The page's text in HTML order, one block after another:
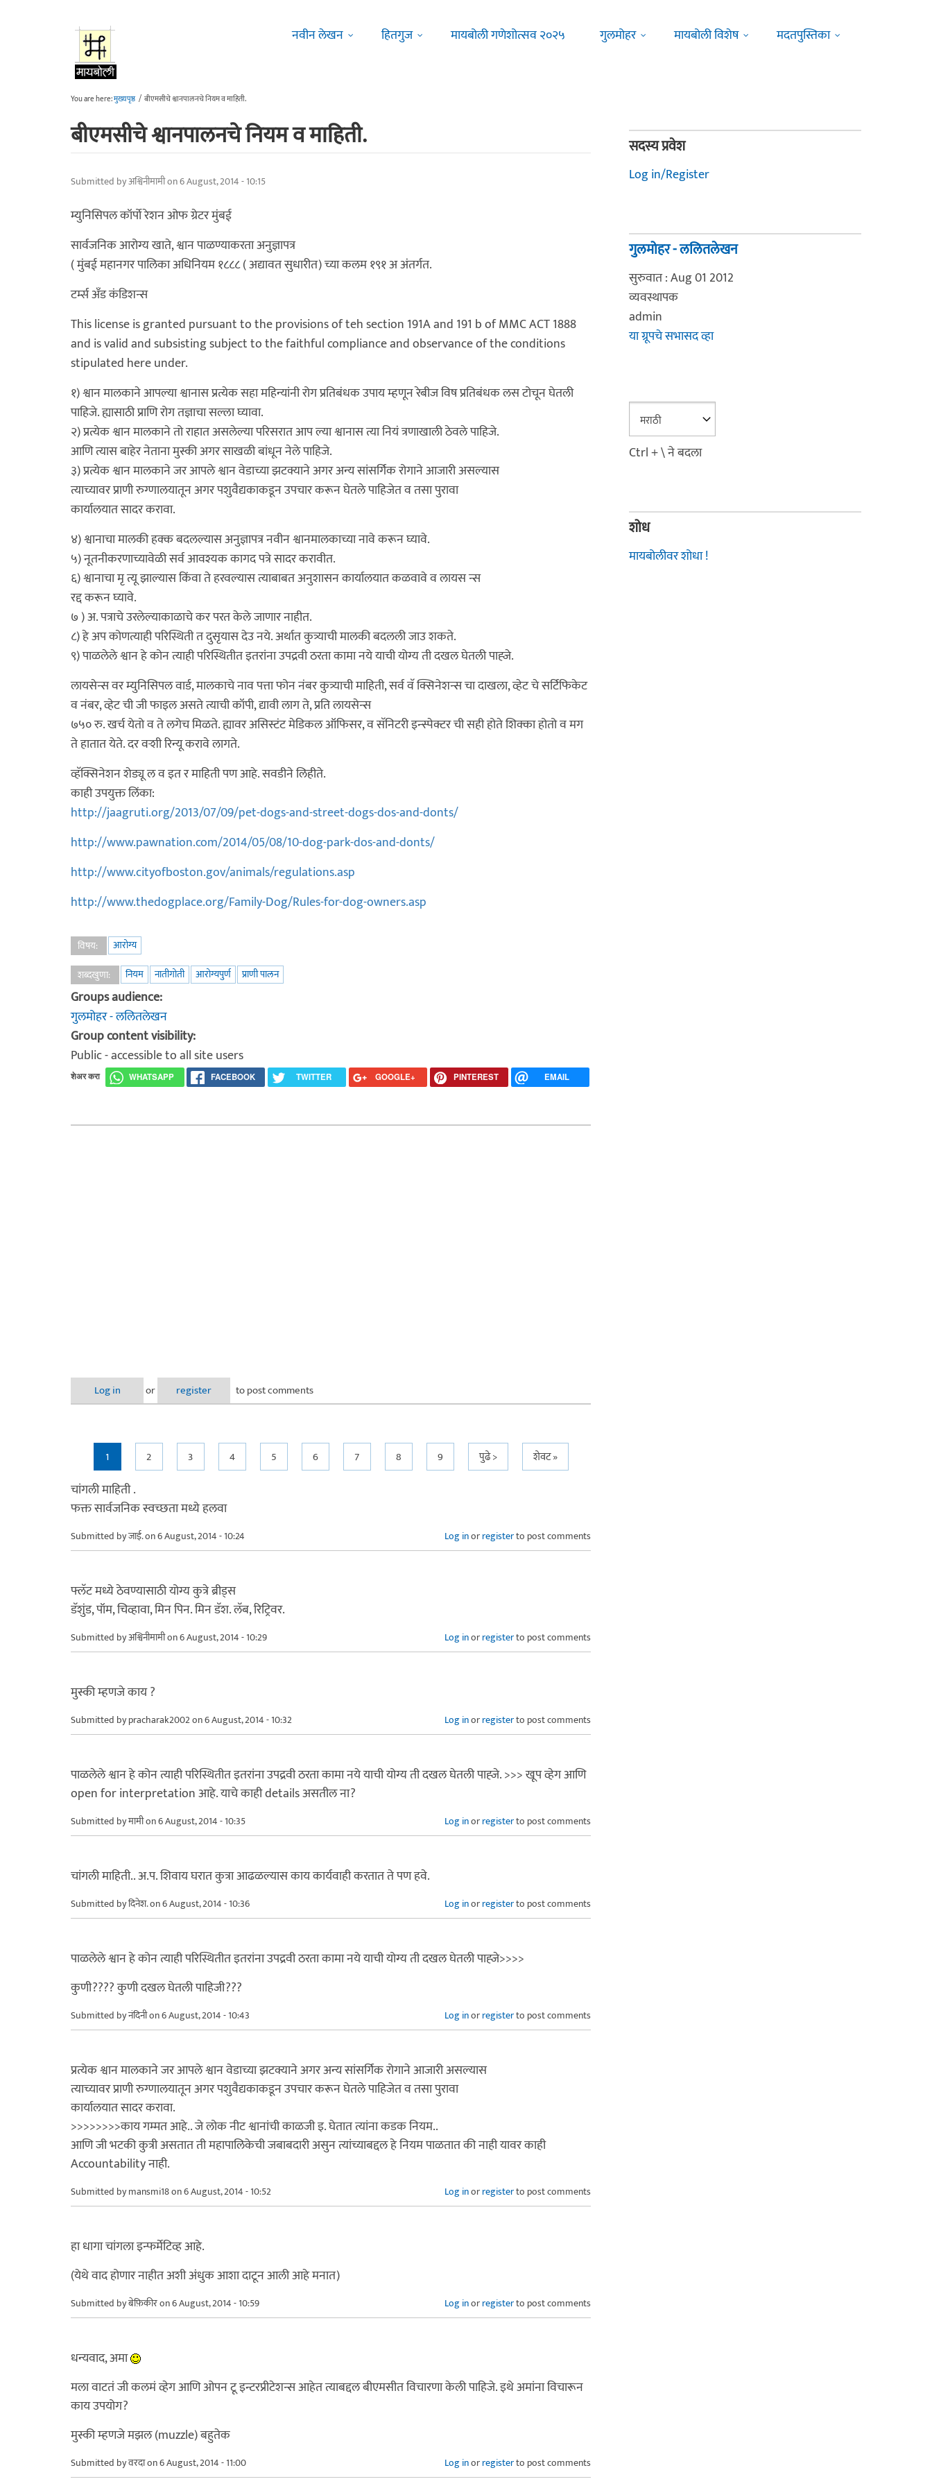
नवीन लेखन
हितगुज मायबोली गणेशोत्सव २०२५ गुलमोहर मायबोली विशेष मदतपुस्तिका
You are here:मुख्यपृष्ठ / बीएमसीचे श्वानपालनचे नियम व माहिती.
बीएमसीचे श्वानपालनचे नियम व माहिती.
Submitted byअश्विनीमामीon 6 August, 2014 - 10:15
म्युनिसिपल कॉर्पो रेशन ओफ ग्रेटर मुंबई
सार्वजनिक आरोग्य खाते, श्वान पाळण्याकरता अनुज्ञापत्र
( मुंबई महानगर पालिका अधिनियम १८८८ ( अद्यावत सुधारीत) च्या कलम १९१ अ अंतर्गत.
टर्म्स अँड कंडिशन्स
This license is granted pursuant to the provisions of teh section 191A and 191 b of MMC ACT 1888
and is valid and subsisting subject to the faithful compliance and observance of the conditions
stipulated here under.
१) श्वान मालकाने आपल्या श्वानास प्रत्येक सहा महिन्यांनी रोग प्रतिबंधक उपाय म्हणून रेबीज विष प्रतिबंधक लस टोचून घेतली
पाहिजे. ह्यासाठी प्राणि रोग तज्ञाचा सल्ला घ्यावा.
२) प्रत्येक श्वान मालकाने तो राहात असलेल्या परिसरात आप ल्या श्वानास त्या नियं त्रणाखाली ठेवले पाहिजे.
आणि त्यास बाहेर नेताना मुस्की अगर साखळी बांधून नेले पाहिजे.
३) प्रत्येक श्वान मालकाने जर आपले श्वान वेडाच्या झटक्याने अगर अन्य सांसर्गिक रोगाने आजारी असल्यास
त्याच्यावर प्राणी रुग्णालयातून अगर पशुवैद्यकाकडून उपचार करून घेतले पाहिजेत व तसा पुरावा
कार्यालयात सादर करावा.
४) श्वानाचा मालकी हक्क बदलल्यास अनुज्ञापत्र नवीन श्वानमालकाच्या नावे करून घ्यावे.
५) नूतनीकरणाच्यावेळी सर्व आवश्यक कागद पत्रे सादर करावीत.
६) श्वानाचा मृ त्यू झाल्यास किंवा ते हरवल्यास त्याबाबत अनुशासन कार्यालयात कळवावे व लायस न्स
रद्द करून घ्यावे.
७ ) अ. पत्राचे उरलेल्याकाळाचे कर परत केले जाणार नाहीत.
८) हे अप कोणत्याही परिस्थिती त दुसृयास देउ नये. अर्थात कुत्र्याची मालकी बदलली जाउ शकते.
९) पाळलेले श्वान हे कोन त्याही परिस्थितीत इतरांना उपद्रवी ठरता कामा नये याची योग्य ती दखल घेतली पाह्जे.
लायसेन्स वर म्युनिसिपल वार्ड, मालकाचे नाव पत्ता फोन नंबर कुत्र्याची माहिती, सर्व वॅ क्सिनेशन्स चा दाखला, व्हेट चे सर्टिफिकेट
व नंबर, व्हेट ची जी फाइल असते त्याची कॉपी, द्यावी लाग ते, प्रति लायसेन्स
७५० रु. खर्च येतो व ते लगेच मिळते. ह्यावर असिस्टंट मेडिकल ऑफिसर, व सॅनिटरी इन्स्पेक्टर ची सही होते शिक्का होतो व मग
ते हातात येते. दर वर्‍शी रिन्यू करावे लागते.
व्हॅक्सिनेशन शेड्यू ल व इत र माहिती पण आहे. सवडीने लिहीते.
काही उपयुक्त लिंका:
http://jaagruti.org/2013/07/09/pet-dogs-and-street-dogs-dos-and-donts/
http://www.pawnation.com/2014/05/08/10-dog-park-dos-and-donts/
http://www.cityofboston.gov/animals/regulations.asp
http://www.thedogplace.org/Family-Dog/Rules-for-dog-owners.asp
विषय:
आरोग्य
शब्दखुणा:
नियम नातीगोती आरोग्यपुर्ण प्राणी पालन
Groups audience:
गुलमोहर - ललितलेखन
Group content visibility:
Public - accessible to all site users
शेअर करा WHATSAPP FACEBOOK TWITTER GOOGLE+ PINTEREST EMAIL
Log in or register to post comments
Pages
1 2 3 4 5 6 7 8 9 पुढे > शेवट »
चांगली माहिती .
फक्त सार्वजनिक स्वच्छता मध्ये हलवा
Submitted byजाई.on 6 August, 2014 - 10:24 Log inorregisterto post comments
फ्लॅट मध्ये ठेवण्यासाठी योग्य कुत्रे ब्रीड्स
डॅशुंड, पॉम, चिव्हावा, मिन पिन. मिन डॅश. लॅब, रिट्रिवर.
Submitted byअश्विनीमामीon 6 August, 2014 - 10:29 Log inorregisterto post comments
मुस्की म्हणजे काय ?
Submitted bypracharak2002on 6 August, 2014 - 10:32 Log inorregisterto post comments
पाळलेले श्वान हे कोन त्याही परिस्थितीत इतरांना उपद्रवी ठरता कामा नये याची योग्य ती दखल घेतली पाह्जे. >>> खूप व्हेग आणि
open for interpretation आहे. याचे काही details असतील ना?
Submitted byमामीon 6 August, 2014 - 10:35 Log inorregisterto post comments
चांगली माहिती.. अ.प. शिवाय घरात कुत्रा आढळल्यास काय कार्यवाही करतात ते पण हवे.
Submitted byदिनेश.on 6 August, 2014 - 10:36 Log inorregisterto post comments
पाळलेले श्वान हे कोन त्याही परिस्थितीत इतरांना उपद्रवी ठरता कामा नये याची योग्य ती दखल घेतली पाह्जे>>>>
कुणी???? कुणी दखल घेतली पाहिजी???
Submitted byनंदिनीon 6 August, 2014 - 10:43 Log inorregisterto post comments
प्रत्येक श्वान मालकाने जर आपले श्वान वेडाच्या झटक्याने अगर अन्य सांसर्गिक रोगाने आजारी असल्यास
त्याच्यावर प्राणी रुग्णालयातून अगर पशुवैद्यकाकडून उपचार करून घेतले पाहिजेत व तसा पुरावा
कार्यालयात सादर करावा.
>>>>>>>>काय गम्मत आहे.. जे लोक नीट श्वानांची काळजी इ. घेतात त्यांना कडक नियम..
आणि जी भटकी कुत्री असतात ती महापालिकेची जबाबदारी असुन त्यांच्याबद्दल हे नियम पाळतात की नाही यावर काही
Accountability नाही.
Submitted bymansmi18on 6 August, 2014 - 10:52 Log inorregisterto post comments
हा धागा चांगला इन्फर्मेटिव्ह आहे.
(येथे वाद होणार नाहीत अशी अंधुक आशा दाटून आली आहे मनात)
Submitted byबेफ़िकीरon 6 August, 2014 - 10:59 Log inorregisterto post comments
धन्यवाद, अमा
मला वाटतं जी कलमं व्हेग आणि ओपन टू इन्टरप्रीटेशन्स आहेत त्याबद्दल बीएमसीत विचारणा केली पाहिजे. इथे अमांना विचारून
काय उपयोग?
मुस्की म्हणजे मझल (muzzle) बहुतेक
Submitted byवरदाon 6 August, 2014 - 11:00 Log inorregisterto post comments
सदस्य प्रवेश
Log in/Register
गुलमोहर - ललितलेखन
सुरुवात : Aug 01 2012
व्यवस्थापक
admin
या ग्रूपचे सभासद व्हा
Ctrl + \ ने बदला
शोध
मायबोलीवर शोधा !